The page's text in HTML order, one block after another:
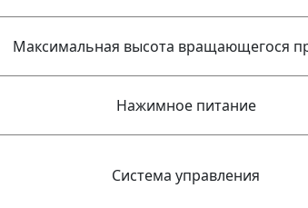
Максимальная высота вращающегося
Нажимное питание
Система управления